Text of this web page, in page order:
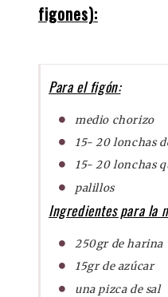
figones):
Para el figón:
medio chorizo
15- 20 lonchas
15- 20 lonchas
palillos
Ingredientes para la
250gr de harina
15gr de azúcar
una pizca de sal